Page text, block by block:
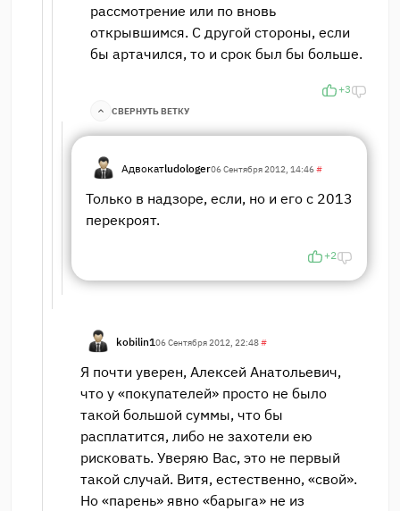
рассмотрение или по вновь
открывшимся. С другой стороны, если
бы артачился, то и срок был бы больше.
+3
СВЕРНУТЬ ВЕТКУ
Адвокатludologer06 Сентября 2012, 14:46#
Только в надзоре, если, но и его с 2013
перекроят.
+2
kobilin106 Сентября 2012, 22:48#
Я почти уверен, Алексей Анатольевич,
что у «покупателей» просто не было
такой большой суммы, что бы
расплатится, либо не захотели ею
рисковать. Уверяю Вас, это не первый
такой случай. Витя, естественно, «свой».
Но «парень» явно «барыга» не из